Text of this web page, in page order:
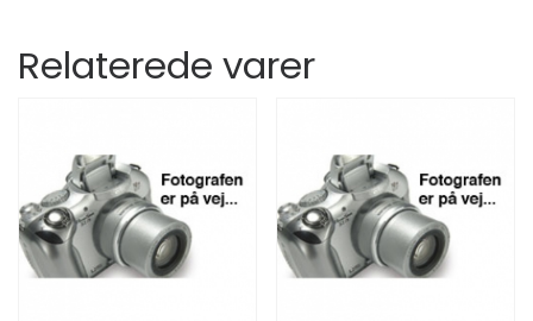
Relaterede varer